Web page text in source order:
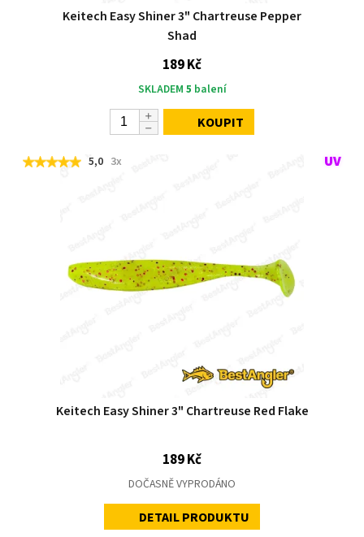
Keitech Easy Shiner 3" Chartreuse Pepper
Shad
189 Kč
SKLADEM 5 balení
KOUPIT
5,0 3x
Keitech Easy Shiner 3" Chartreuse Red Flake
189 Kč
DOČASNĚ VYPRODÁNO
DETAIL PRODUKTU